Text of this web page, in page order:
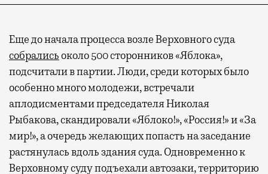
Современный путешественник часто берет
с собой не только чемодан, но и ноутбук.
А ожидание рейса все чаще превращается
не в потерянное время, а в возможность
спокойно закончить дела или спланировать
Еще до начала процесса возле Верховного суда
собралисьоколо 500 сторонников «Яблока»,
подсчитали в партии. Люди, среди которых было
особенно много молодежи, встречали
аплодисментами председателя Николая
Рыбакова, скандировали «Яблоко!», «Россия!» и «За
мир!», а очередь желающих попасть на заседание
растянулась вдоль здания суда. Одновременно к
Верховному суду подъехали автозаки, территорию